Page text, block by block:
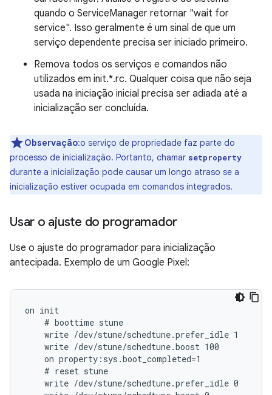
quando o ServiceManager retornar "wait for
service". Isso geralmente é um sinal de que um
serviço dependente precisa ser iniciado primeiro.
Remova todos os serviços e comandos não
utilizados em init.*.rc. Qualquer coisa que não seja
usada na iniciação inicial precisa ser adiada até a
inicialização ser concluída.
Observação:o serviço de propriedade faz parte do
processo de inicialização. Portanto, chamar setproperty
durante a inicialização pode causar um longo atraso se a
inicialização estiver ocupada em comandos integrados.
Usar o ajuste do programador
Use o ajuste do programador para inicialização
antecipada. Exemplo de um Google Pixel:
on init
    # boottime stune
    write /dev/stune/schedtune.prefer_idle 1
    write /dev/stune/schedtune.boost 100
    on property:sys.boot_completed=1
    # reset stune
    write /dev/stune/schedtune.prefer_idle 0